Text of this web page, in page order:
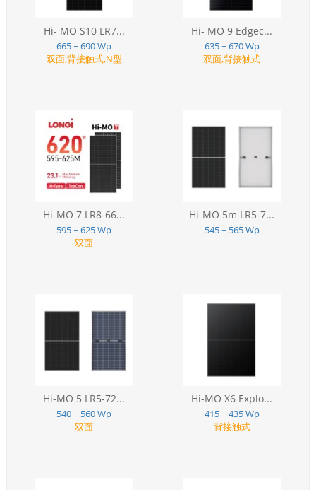
Hi- MO S10 LR7...
665 ~ 690 Wp
双面,背接触式,N型
Hi- MO 9 Edgec...
635 ~ 670 Wp
双面,背接触式
Hi-MO 7 LR8-66...
595 ~ 625 Wp
双面
Hi-MO 5m LR5-7...
545 ~ 565 Wp
Hi-MO 5 LR5-72...
540 ~ 560 Wp
双面
Hi-MO X6 Explo...
415 ~ 435 Wp
背接触式